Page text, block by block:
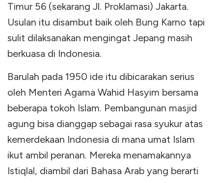
Timur 56 (sekarang Jl. Proklamasi) Jakarta.
Usulan itu disambut baik oleh Bung Karno tapi
sulit dilaksanakan mengingat Jepang masih
berkuasa di Indonesia.
Barulah pada 1950 ide itu dibicarakan serius
oleh Menteri Agama Wahid Hasyim bersama
beberapa tokoh Islam. Pembangunan masjid
agung bisa dianggap sebagai rasa syukur atas
kemerdekaan Indonesia di mana umat Islam
ikut ambil peranan. Mereka menamakannya
Istiqlal, diambil dari Bahasa Arab yang berarti